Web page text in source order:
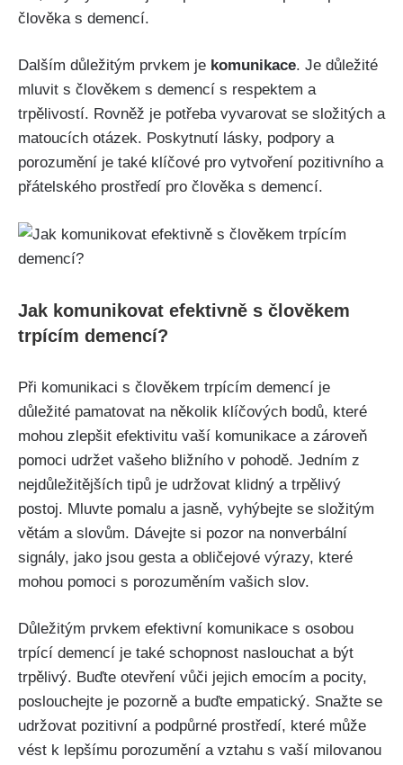
člověka s demencí.
Dalším důležitým prvkem je komunikace. Je důležité
mluvit s člověkem s demencí s respektem a
trpělivostí. Rovněž je potřeba vyvarovat se složitých a
matoucích otázek. Poskytnutí lásky, podpory a
porozumění je také klíčové pro vytvoření pozitivního a
přátelského prostředí pro člověka s demencí.
Jak komunikovat efektivně s člověkem
trpícím demencí?
Při komunikaci s člověkem trpícím demencí je
důležité pamatovat na několik klíčových bodů, které
mohou zlepšit efektivitu vaší komunikace a zároveň
pomoci udržet vašeho bližního v pohodě. Jedním z
nejdůležitějších tipů je udržovat klidný a trpělivý
postoj. Mluvte pomalu a jasně, vyhýbejte se složitým
větám a slovům. Dávejte si pozor na nonverbální
signály, jako jsou gesta a obličejové výrazy, které
mohou pomoci s porozuměním vašich slov.
Důležitým prvkem efektivní komunikace s osobou
trpící demencí je také schopnost naslouchat a být
trpělivý. Buďte otevření vůči jejich emocím a pocity,
poslouchejte je pozorně a buďte empatický. Snažte se
udržovat pozitivní a podpůrné prostředí, které může
vést k lepšímu porozumění a vztahu s vaší milovanou